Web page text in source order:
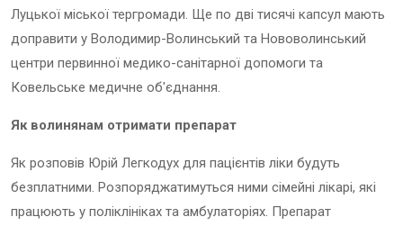
Луцької міської тергромади. Ще по дві тисячі капсул мають
доправити у Володимир-Волинський та Нововолинський
центри первинної медико-санітарної допомоги та
Ковельське медичне об'єднання.
Як волинянам отримати препарат
Як розповів Юрій Легкодух для пацієнтів ліки будуть
безплатними. Розпоряджатимуться ними сімейні лікарі, які
працюють у поліклініках та амбулаторіях. Препарат